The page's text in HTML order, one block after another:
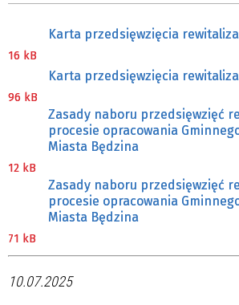
Karta przedsięwzięcia
16 kB
Karta przedsięwzięcia
96 kB
Zasady naboru przedsięwzięć
procesie opracowania
Miasta Będzina
12 kB
Zasady naboru przedsięwzięć
procesie opracowania
Miasta Będzina
71 kB
10.07.2025